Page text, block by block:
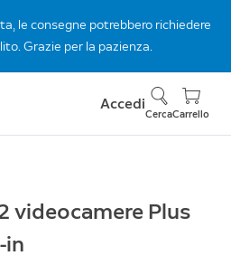
le consegne potrebbero richiedere
Grazie per la pazienza.
Accedi
CercaCarrello
videocamere Plus
in